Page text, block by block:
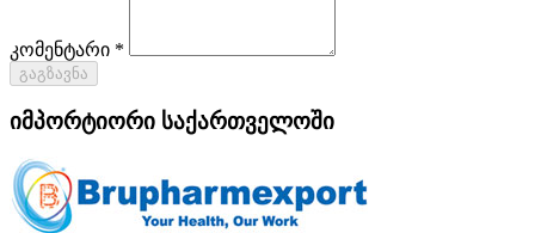
კომენტარი *
გაგზავნა
იმპორტიორი საქართველოში